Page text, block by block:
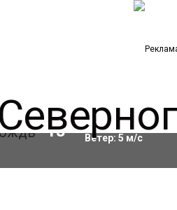
13°C Влажность:69%
Ветер: 5 м/с